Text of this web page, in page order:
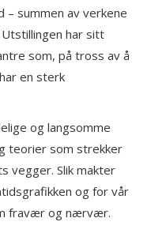
summen av verkene
har sitt
som, på tross av å
en sterk
og langsomme
teorier som strekker
vegger. Slik makter
og for vår
fravær og nærvær.